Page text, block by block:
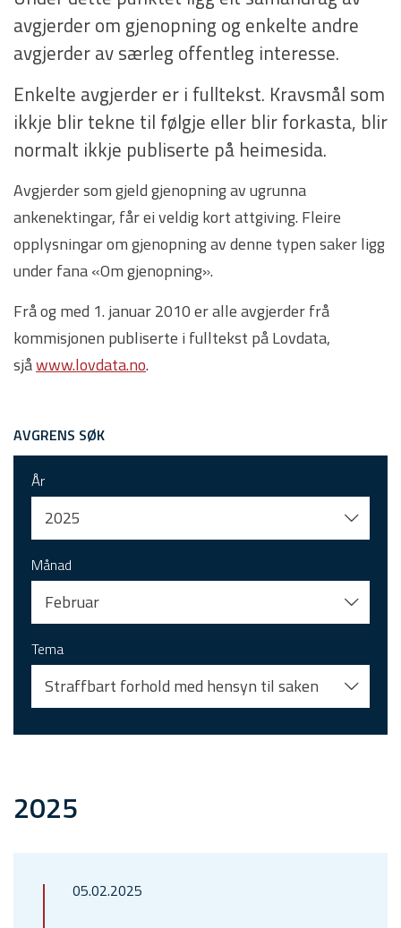
avgjerder om gjenopning og enkelte andre
avgjerder av særleg offentleg interesse.
Enkelte avgjerder er i fulltekst. Kravsmål som
ikkje blir tekne til følgje eller blir forkasta, blir
normalt ikkje publiserte på heimesida.
Avgjerder som gjeld gjenopning av ugrunna
ankenektingar, får ei veldig kort attgiving. Fleire
opplysningar om gjenopning av denne typen saker ligg
under fana «Om gjenopning».
Frå og med 1. januar 2010 er alle avgjerder frå
kommisjonen publiserte i fulltekst på Lovdata,
sjåwww.lovdata.no.
AVGRENS SØK
År
2025
Månad
Februar
Tema
Straffbart forhold med hensyn til saken
2025
05.02.2025